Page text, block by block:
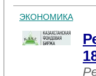
ЭКОНОМИКА